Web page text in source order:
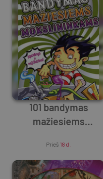
101 bandymas
mažiesiems
Prieš 18 d.